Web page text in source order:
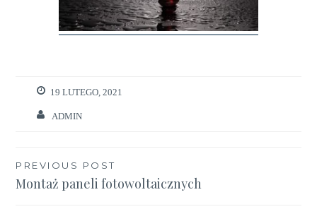
19 LUTEGO, 2021
ADMIN
Nawigacja
wpisu
PREVIOUS POST
Montaż paneli fotowoltaicznych